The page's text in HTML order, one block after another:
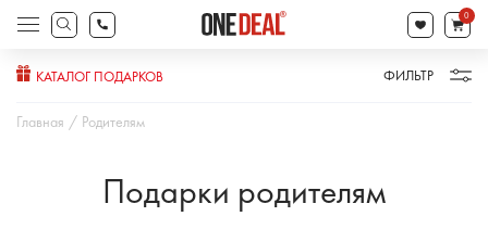
товаров
Поиск
товаров
0
Главная Родителям
Подарки родителям
КАТАЛОГ ПОДАРКОВ ФИЛЬТР